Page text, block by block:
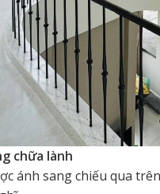
chữa lành
ánh sang chiếu qua